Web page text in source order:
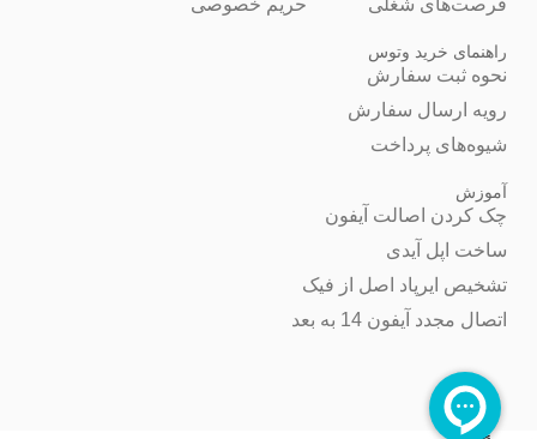
راهنمای خرید وتوس
نحوه ثبت سفارش
رویه ارسال سفارش
شیوه‌های پرداخت
آموزش
چک کردن اصالت آیفون
ساخت اپل آیدی
تشخیص ایرپاد اصل از فیک
اتصال مجدد آیفون 14 به بعد